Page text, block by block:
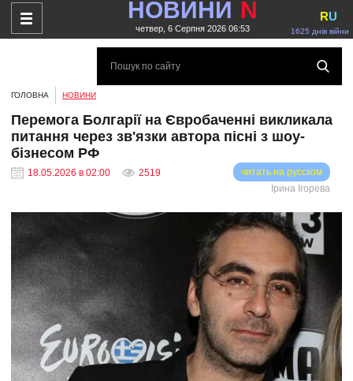
НОВИНИ N
четвер, 6 Серпня 2026 06:53 1625 днів війни
RU
ГОЛОВНА НОВИНИ
Перемога Болгарії на Євробаченні викликала
питання через зв'язки автора пісні з шоу-
бізнесом РФ
18.05.2026 в 02:00 2519
читать на русском
Ірина Ігорева